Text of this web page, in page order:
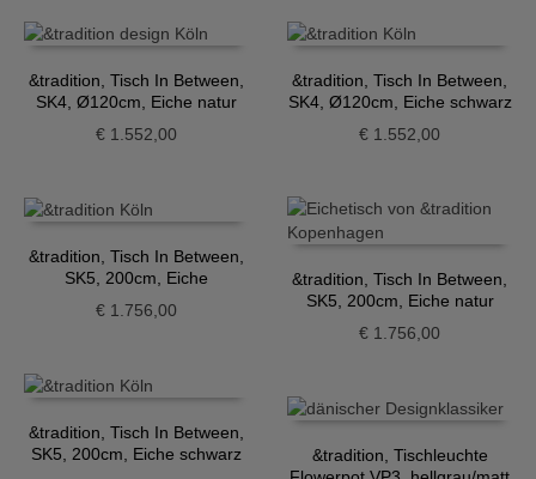
&tradition, Tisch In Between,
SK4, Ø120cm, Eiche natur
€1.552,00
&tradition, Tisch In Between,
SK4, Ø120cm, Eiche schwarz
€ 1.552,00
&tradition, Tisch In Between,
SK5, 200cm, Eiche
€1.756,00
&tradition, Tisch In Between,
SK5, 200cm, Eiche natur
€ 1.756,00
&tradition, Tisch In Between,
SK5, 200cm, Eiche schwarz
&tradition, Tischleuchte